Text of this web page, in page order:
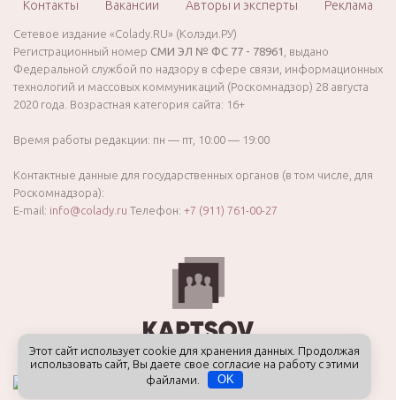
Контакты Вакансии Авторы и эксперты Реклама
Сетевое издание «Colady.RU» (Колэди.РУ)
Регистрационный номер СМИ ЭЛ № ФС 77 - 78961
, выдано
Федеральной службой по надзору в сфере связи, информационных
технологий и массовых коммуникаций (Роскомнадзор) 28 августа
2020 года. Возрастная категория сайта: 16+
Время работы редакции: пн — пт, 10:00 — 19:00
Контактные данные для государственных органов (в том числе, для
Роскомнадзора):
E-mail: info@colady.ru Телефон: +7 (911) 761-00-27
Этот сайт использует cookie для хранения данных. Продолжая
использовать сайт, Вы даете свое согласие на работу с этими
файлами.
OK